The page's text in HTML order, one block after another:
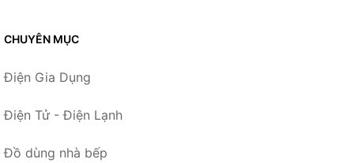
CHUYÊN MỤC
Điện Gia Dụng
Điện Tử - Điện Lạnh
Đồ dùng nhà bếp